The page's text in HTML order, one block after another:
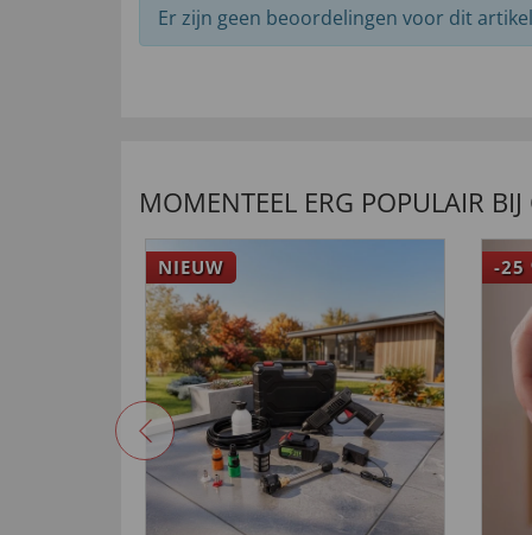
Er zijn geen beoordelingen voor dit
MOMENTEEL ERG POPULAIR
NIEUW -25